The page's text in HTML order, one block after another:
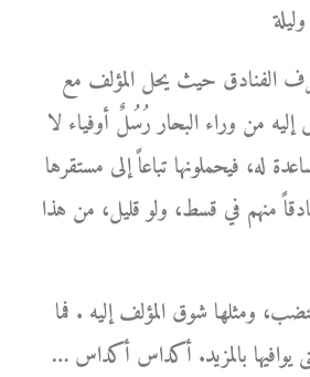
الفنادق حيث يحل المؤلف مع
من وراء البحار رُسُلٌ أوفياء لا
له، فيحملونها تباعاً إلى مستقرها
منهم في قسط، ولو قليل، من هذا
ومثلها شوق المؤلف إليه . فما
يوافيها بالمزيد. أكداس أكداس …